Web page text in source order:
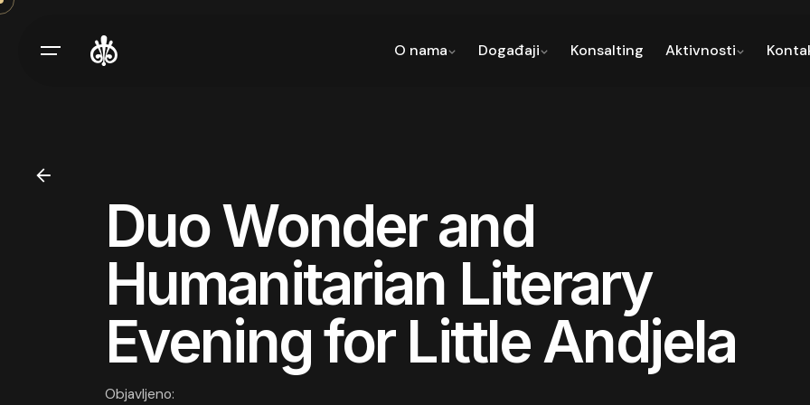
Skip
content
O nama Događaji Konsalting Aktivnosti
Duo Wonder and
Humanitarian Literary
Evening for Little Andjela
Objavljeno: